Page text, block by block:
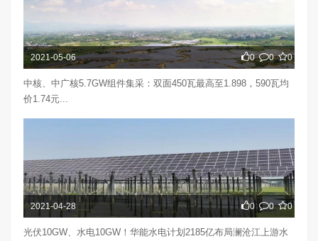
2021-05-06 0 0 0
中核、中广核5.7GW组件集采：双面450瓦最高至1.898，590瓦均
价1.74元...
2021-04-28 0 0 0
光伏10GW、水电10GW！华能水电计划2185亿布局澜沧江上游水